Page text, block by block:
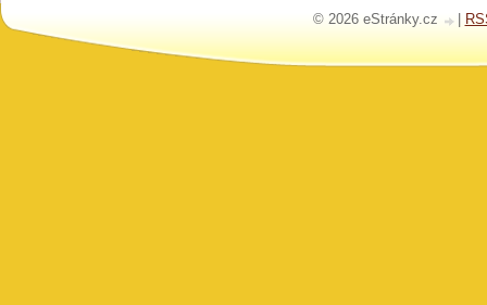
© 2026 eStránky.cz